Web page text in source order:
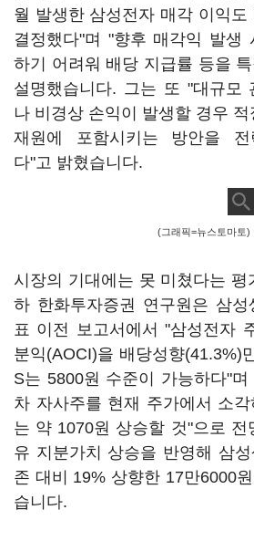
월 발생한 삼성전자 매각 이익도
결정했다"며 "향후 매각익 발생
하기 어려워 배당 지급률 등을
설명했습니다. 그는 또 "대규모
나 비경상 손익이 발생할 경우
재원에 포함시키는 방안을 전
다"고 밝혔습니다.
(그래픽=뉴스토마토)
시장의 기대에는 못 미쳤다는 평
하 한화투자증권 연구원은 삼
표 이전 보고서에서 "삼성전자
분익(AOCI)을 배당성향(41.3%)
S는 5800원 수준이 가능하다"
차 자사주를 현재 주가에서 소
는 약 1070원 상승할 것"으로 전
유 지분가치 상승을 반영해 삼성
존 대비 19% 상향한 17만6000
습니다.